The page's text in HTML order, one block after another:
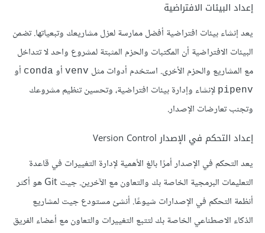
إعداد البيئات الافتراضية
يعد إنشاء بيئات افتراضية أفضل ممارسة لعزل مشاريعك وتبعياتها. تضمن
البيئات الافتراضية أن المكتبات والحزم المثبتة لمشروع واحد لا تتداخل
مع المشاريع والحزم الأخرى. استخدم أدوات مثل venv أو conda أو
pipenv لإنشاء وإدارة بيئات افتراضية، وتحسين تنظيم مشروعك
وتجنب تعارضات الإصدار.
إعداد التحكم في الإصدار Version Control
يعد التحكم في الإصدار أمرًا بالغ الأهمية لإدارة التغييرات في قاعدة
التعليمات البرمجية الخاصة بك والتعاون مع الآخرين. جيت Git هو أكثر
أنظمة التحكم في الإصدارات شيوعًا. أنشئ مستودع جيت لمشاريع
الذكاء الاصطناعي الخاصة بك لتتبع التغييرات والتعاون مع أعضاء الفريق